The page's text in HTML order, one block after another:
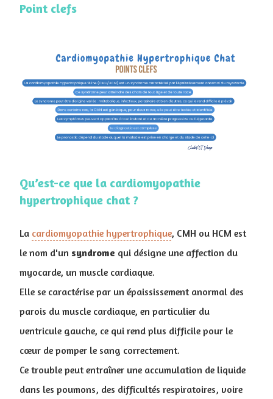
Point clefs
Qu’est-ce que la cardiomyopathie
hypertrophique chat ?
La cardiomyopathie hypertrophique, CMH ou HCM est
le nom d'un syndrome qui désigne une affection du
myocarde, un muscle cardiaque.
Elle se caractérise par un épaississement anormal des
parois du muscle cardiaque, en particulier du
ventricule gauche, ce qui rend plus difficile pour le
cœur de pomper le sang correctement.
Ce trouble peut entraîner une accumulation de liquide
dans les poumons, des difficultés respiratoires, voire